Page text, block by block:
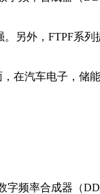
另外，FTPF系
在汽车电子，储
频率合成器（